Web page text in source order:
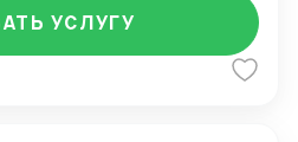
УСЛУГУ